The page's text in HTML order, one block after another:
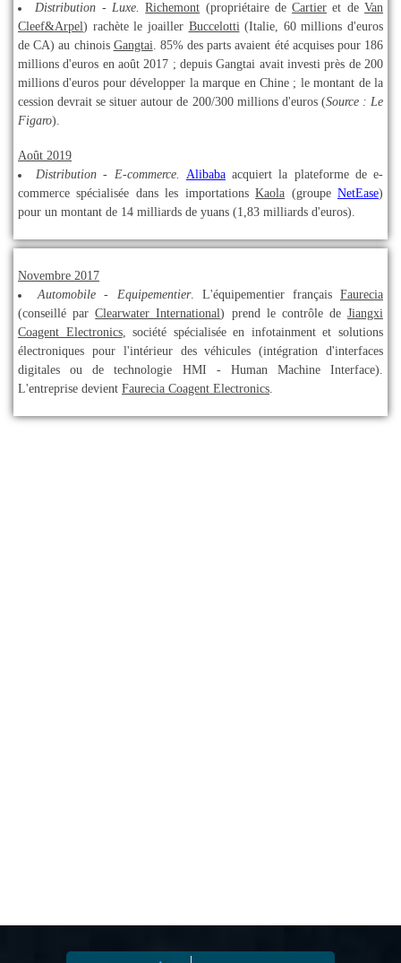
Distribution - Luxe.Richemont (propriétaire deCartier et deVan
Cleef&Arpel) rachète le joailler Buccelotti(Italie, 60 millions d'euros
de CA) au chinois Gangtai. 85% des parts avaient été acquises pour 186
millions d'euros en août 2017 ; depuis Gangtai avait investi près de 200
millions d'euros pour développer la marque en Chine ; le montant de la
cession devrait se situer autour de 200/300 millions d'euros (Source : Le
Figaro).
Août 2019
Distribution - E-commerce. Alibabaacquiert la plateforme de e-
commerce spécialisée dans les importationsKaola (groupeNetEase)
pour un montant de 14 milliards de yuans (1,83 milliards d'euros).
Novembre 2017
Automobile - Equipementier. L'équipementier françaisFaurecia
(conseillé parClearwater International) prend le contrôle de Jiangxi
Coagent Electronics, société spécialisée en infotainment et solutions
électroniques pour l'intérieur des véhicules (intégration d'interfaces
digitales ou de technologie HMI - Human Machine Interface).
L'entreprise devient Faurecia Coagent Electronics.